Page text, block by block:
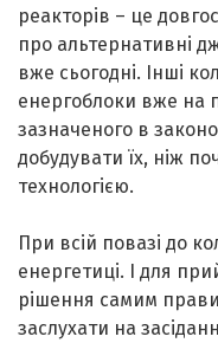
реакторів – це
про альтернативні
вже сьогодні. Інші
енергоблоки вже на
зазначеного в
добудувати їх, ніж
технологією.
При всій повазі до
енергетиці. І для
рішення самим
заслухати на